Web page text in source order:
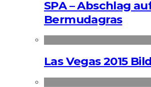
SPA – Abschlag
Bermudagras
Las Vegas 2015